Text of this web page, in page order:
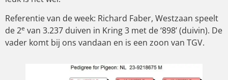
Referentie van de week: Richard Faber, Westzaan speelt
de 2e van 3.237 duiven in Kring 3 met de ‘898’ (duivin). De
vader komt bij ons vandaan en is een zoon van TGV.